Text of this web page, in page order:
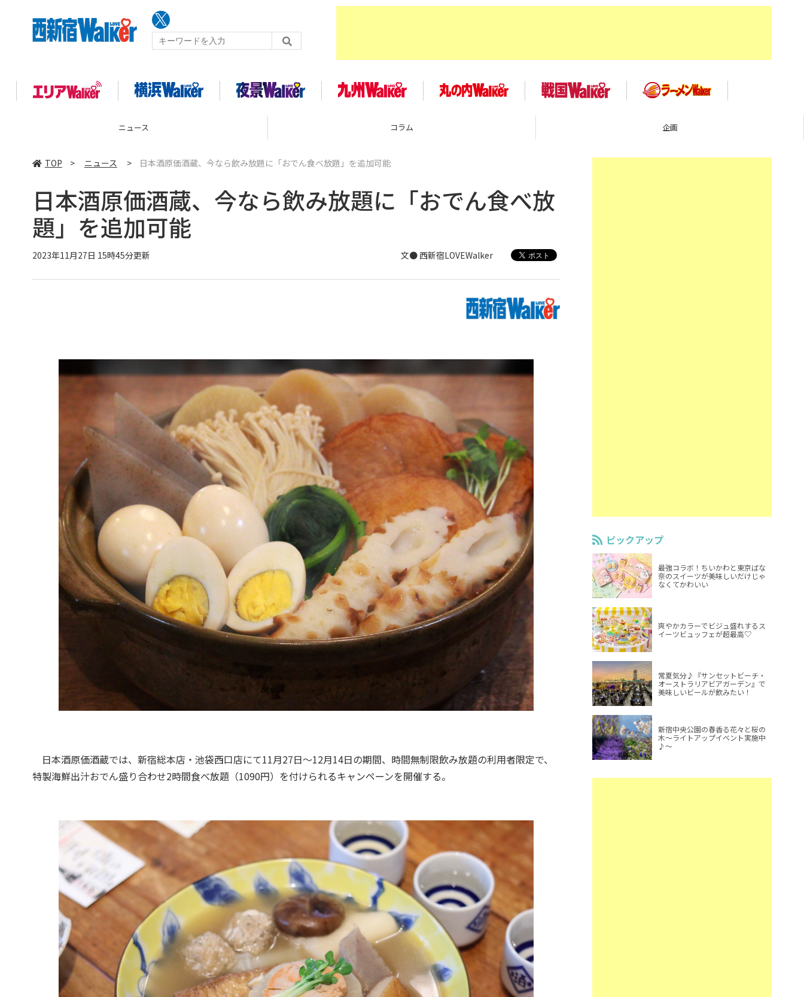
コラム 企画 TOP
TOP > ニュース > 日本酒原価酒蔵、今なら飲み放題に「おでん食べ放題」を追加可能
日本酒原価酒蔵、今なら飲み放題に「おでん食べ放
題」を追加可能
2023年11月27日 15時45分更新 文● 西新宿LOVEWalker
日本酒原価酒蔵では、新宿総本店・池袋西口店にて11月27日～12月14日の期間、時間無制限飲み放題の利用者限定で、
特製海鮮出汁おでん盛り合わせ2時間食べ放題（1090円）を付けられるキャンペーンを開催する。
ピックアップ
最強コラボ！ちいかわと東京ばな
奈のスイーツが美味しいだけじゃ
なくてかわいい
爽やかカラーでビジュ盛れするス
イーツビュッフェが超最高♡
常夏気分♪『サンセットビーチ・
オーストラリアビアガーデン』で
美味しいビールが飲みたい！
新宿中央公園の春香る花々と桜の
木～ライトアップイベント実施中
♪～